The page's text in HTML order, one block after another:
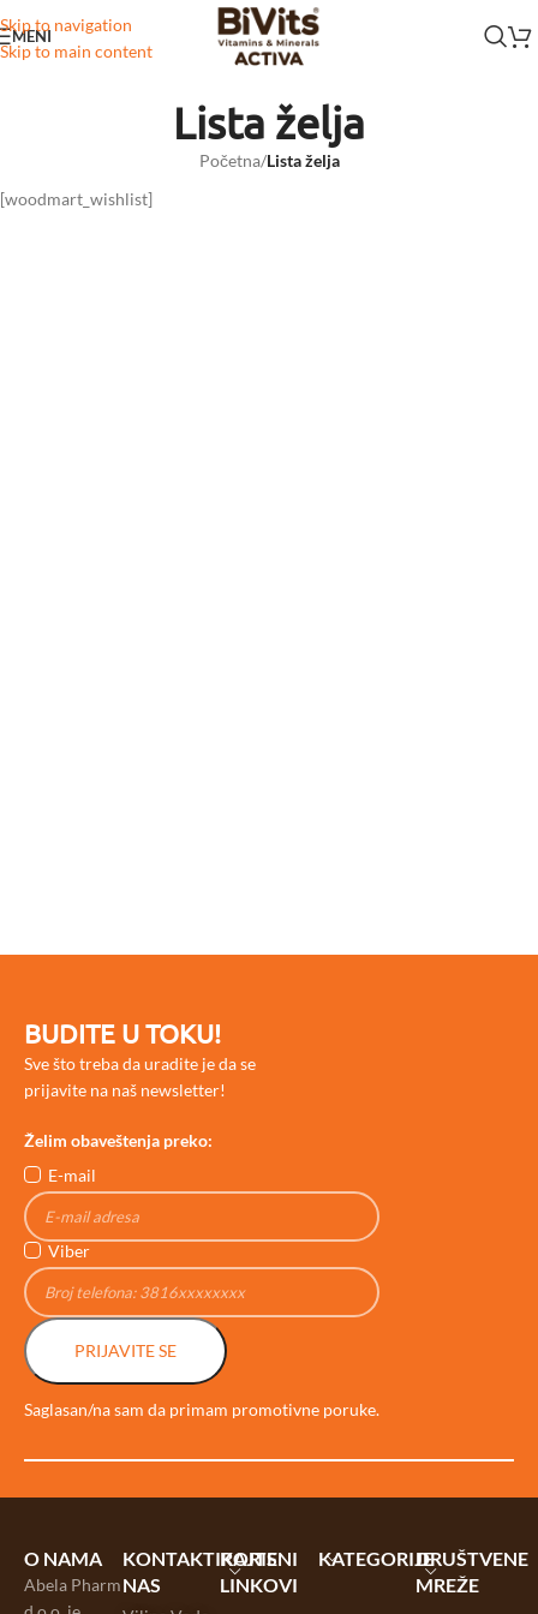
Skip to navigation
Skip to main content
MENI
Lista želja
Početna/Lista želja
[woodmart_wishlist]
BUDITE U TOKU!
Sve što treba da uradite je da se
prijavite na naš newsletter!
Želim obaveštenja preko:
E-mail
Viber
PRIJAVITE SE
Saglasan/na sam da primam promotivne poruke.
O NAMA
Abela Pharm
KONTAKTIRAJTE
NAS
KORISNI
LINKOVI
KATEGORIJEDRUŠTVENE
MREŽE